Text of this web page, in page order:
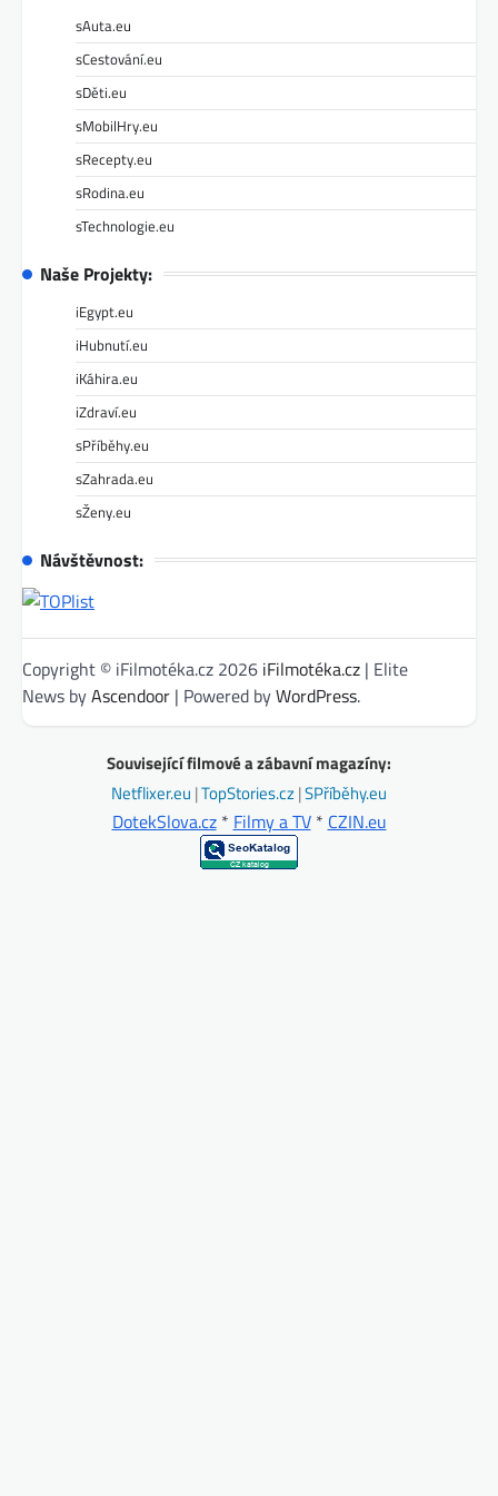
sAuta.eu
sCestování.eu
sDěti.eu
sMobilHry.eu
sRecepty.eu
sRodina.eu
sTechnologie.eu
Naše Projekty:
iEgypt.eu
iHubnutí.eu
iKáhira.eu
iZdraví.eu
sPříběhy.eu
sZahrada.eu
sŽeny.eu
Návštěvnost:
Copyright © iFilmotéka.cz 2026 iFilmotéka.cz | Elite
News byAscendoor | Powered byWordPress.
Související filmové a zábavní magazíny:
Netflixer.eu |TopStories.cz|SPříběhy.eu
DotekSlova.cz* Filmy a TV* CZIN.eu